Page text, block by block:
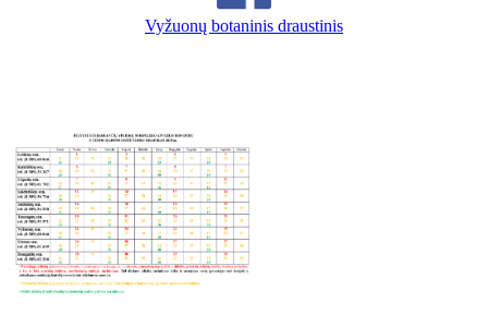
Vyžuonų botaninis draustinis